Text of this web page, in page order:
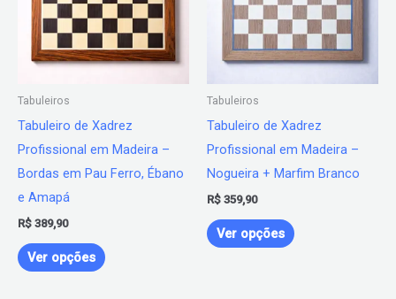
Tabuleiros
Tabuleiro de Xadrez
Profissional em Madeira –
Bordas em Pau Ferro, Ébano
e Amapá
R$ 389,90
Ver opções
variantes.
opções
Tabuleiros
Tabuleiro de Xadrez
Profissional em Madeira –
Nogueira + Marfim Branco
R$ 359,90
Ver opções
variantes.
opções
produto